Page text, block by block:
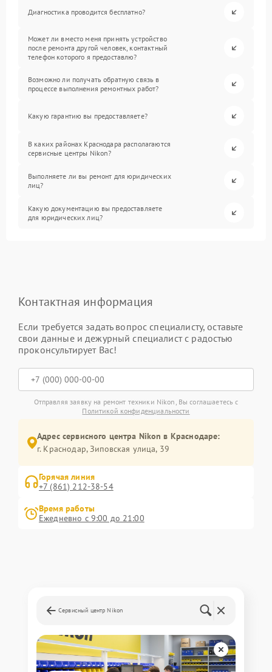
Диагностика проводится бесплатно?
Может ли вместо меня принять устройство
после ремонта другой человек, контактный
телефон которого я предоставлю?
Возможно ли получать обратную связь в
процессе выполнения ремонтных работ?
Какую гарантию вы предоставляете?
В каких районах Краснодара располагаются
сервисные центры Nikon?
Выполняете ли вы ремонт для юридических
лиц?
Какую документацию вы предоставляете
для юридических лиц?
Контактная информация
Если требуется задать вопрос специалисту, оставьте
свои данные и дежурный специалист с радостью
проконсультирует Вас!
Отправляя заявку на ремонт техники Nikon, Вы соглашаетесь с
Политикой конфиденциальности
Адрес сервисного центра Nikon в Краснодаре:
г. Краснодар, Зиповская улица, 39
Горячая линия
+7 (861) 212-38-54
Время работы
Ежедневно с 9:00 до 21:00
Сервисный центр Nikon